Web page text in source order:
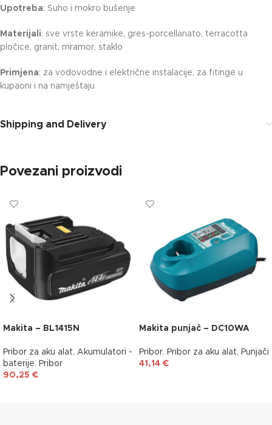
Upotreba: Suho i mokro bušenje
Materijali: sve vrste keramike, gres-porcellanato, terracotta
pločice, granit, mramor, staklo
Primjena: za vodovodne i električne instalacije, za fitinge u
kupaoni i na namještaju
Shipping and Delivery
Povezani proizvodi
Makita – BL1415N
Pribor za aku alat, Akumulatori -
baterije, Pribor
90,25 €
Makita punjač – DC10WA
Pribor, Pribor za aku alat, Punjači
41,14 €